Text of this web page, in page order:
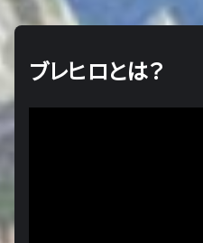
ブレヒロとは？